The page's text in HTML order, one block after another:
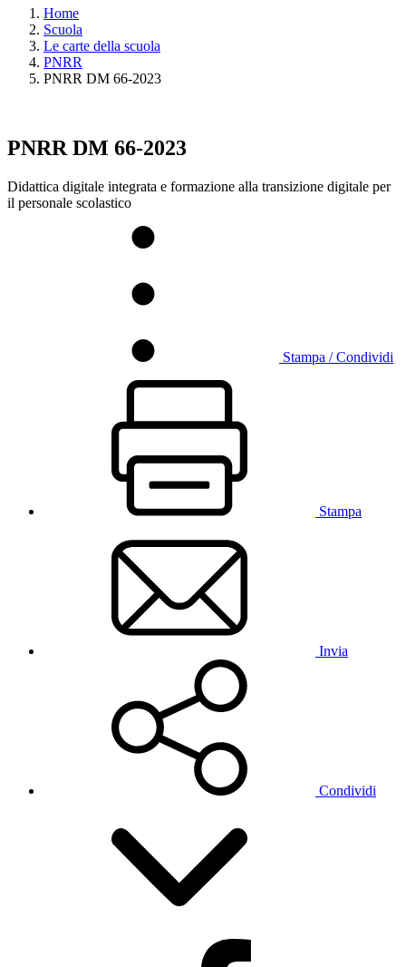
Home
Scuola
Le carte della scuola
PNRR
PNRR DM 66-2023
PNRR DM 66-2023
Didattica digitale integrata e formazione alla transizione digitale per
il personale scolastico
Stampa / Condividi
Stampa
Invia
Condividi